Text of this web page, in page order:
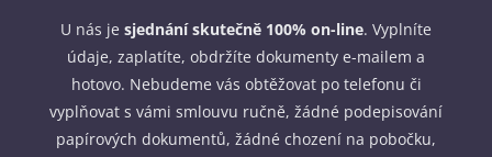
U nás je sjednání skutečně 100% on-line. Vyplníte
údaje, zaplatíte, obdržíte dokumenty e-mailem a
hotovo. Nebudeme vás obtěžovat po telefonu či
vyplňovat s vámi smlouvu ručně, žádné podepisování
papírových dokumentů, žádné chození na pobočku,